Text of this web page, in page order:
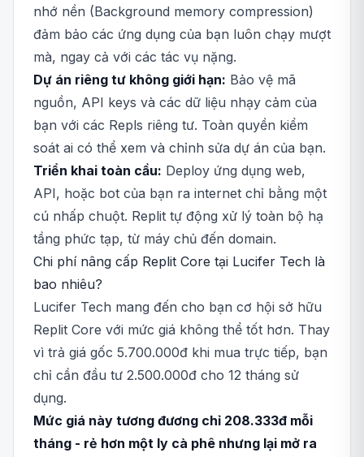
nhớ nền (Background memory compression)
đảm bảo các ứng dụng của bạn luôn chạy mượt
mà, ngay cả với các tác vụ nặng.
Dự án riêng tư không giới hạn: Bảo vệ mã
nguồn, API keys và các dữ liệu nhạy cảm của
bạn với các Repls riêng tư. Toàn quyền kiểm
soát ai có thể xem và chỉnh sửa dự án của bạn.
Triển khai toàn cầu: Deploy ứng dụng web,
API, hoặc bot của bạn ra internet chỉ bằng một
cú nhấp chuột. Replit tự động xử lý toàn bộ hạ
tầng phức tạp, từ máy chủ đến domain.
Chi phí nâng cấp Replit Core tại Lucifer Tech là
bao nhiêu?
Lucifer Tech mang đến cho bạn cơ hội sở hữu
Replit Core với mức giá không thể tốt hơn. Thay
vì trả giá gốc 5.700.000đ khi mua trực tiếp, bạn
chỉ cần đầu tư 2.500.000đ cho 12 tháng sử
dụng.
Mức giá này tương đương chỉ 208.333đ mỗi
tháng - rẻ hơn một ly cà phê nhưng lại mở ra